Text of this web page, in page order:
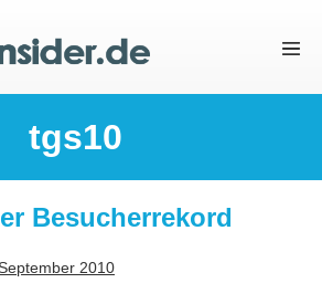
tgs10
Besucherrekord
2010